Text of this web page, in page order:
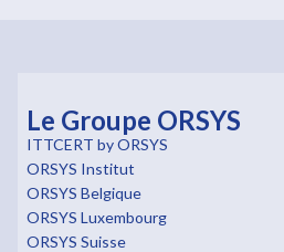
Le Groupe ORSYS
ITTCERT by ORSYS
ORSYS Institut
ORSYS Belgique
ORSYS Luxembourg
ORSYS Suisse